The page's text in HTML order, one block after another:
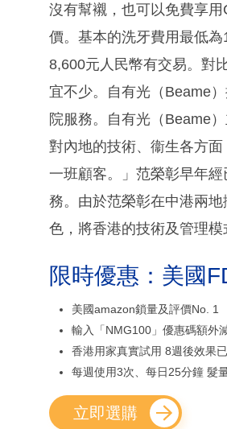
沒有幫襯，也可以免費享
價。基本的洗牙費用最低
8,600元人民幣有交易。對
宜不少。自有光（Beame
院服務。自有光（Beame
對內地的技術、衞生各方
一班顧客。」范榮彰早年
務。由於范榮彰在中港兩
色，將香港的技術及管理模
限時優惠：美國
美國amazon鎖量及評價No. 1
輸入「NMG100」優惠碼額外
香港用家真實試用 8週後效果
每週使用3次、每日25分鐘 髮
立即選購